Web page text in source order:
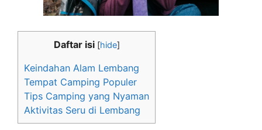
Daftar isi [hide]
Keindahan Alam Lembang
Tempat Camping Populer
Tips Camping yang Nyaman
Aktivitas Seru di Lembang